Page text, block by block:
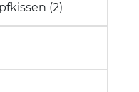
(2)